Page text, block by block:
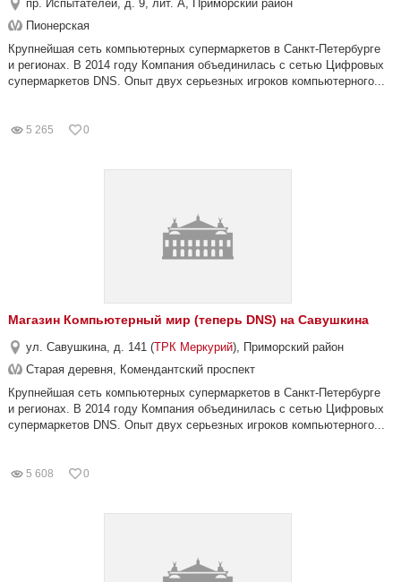
пр. Испытателей, д. 9, лит. А, Приморский район
Пионерская
Крупнейшая сеть компьютерных супермаркетов в Санкт-Петербурге
и регионах. В 2014 году Компания объединилась с сетью Цифровых
супермаркетов DNS. Опыт двух серьезных игроков компьютерного...
5 265 0
Магазин Компьютерный мир (теперь DNS) на Савушкина
ул. Савушкина, д. 141 (ТРК Меркурий), Приморский район
Старая деревня, Комендантский проспект
Крупнейшая сеть компьютерных супермаркетов в Санкт-Петербурге
и регионах. В 2014 году Компания объединилась с сетью Цифровых
супермаркетов DNS. Опыт двух серьезных игроков компьютерного...
5 608 0